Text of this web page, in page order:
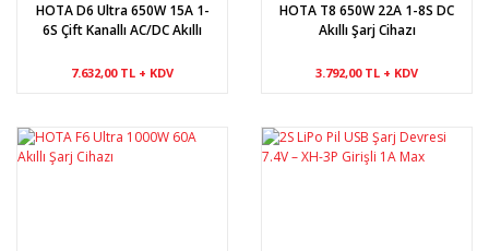
HOTA D6 Ultra 650W 15A 1-
6S Çift Kanallı AC/DC Akıllı
7.632,00 TL + KDV
HOTA T8 650W 22A 1-8S DC
Akıllı Şarj Cihazı
3.792,00 TL + KDV